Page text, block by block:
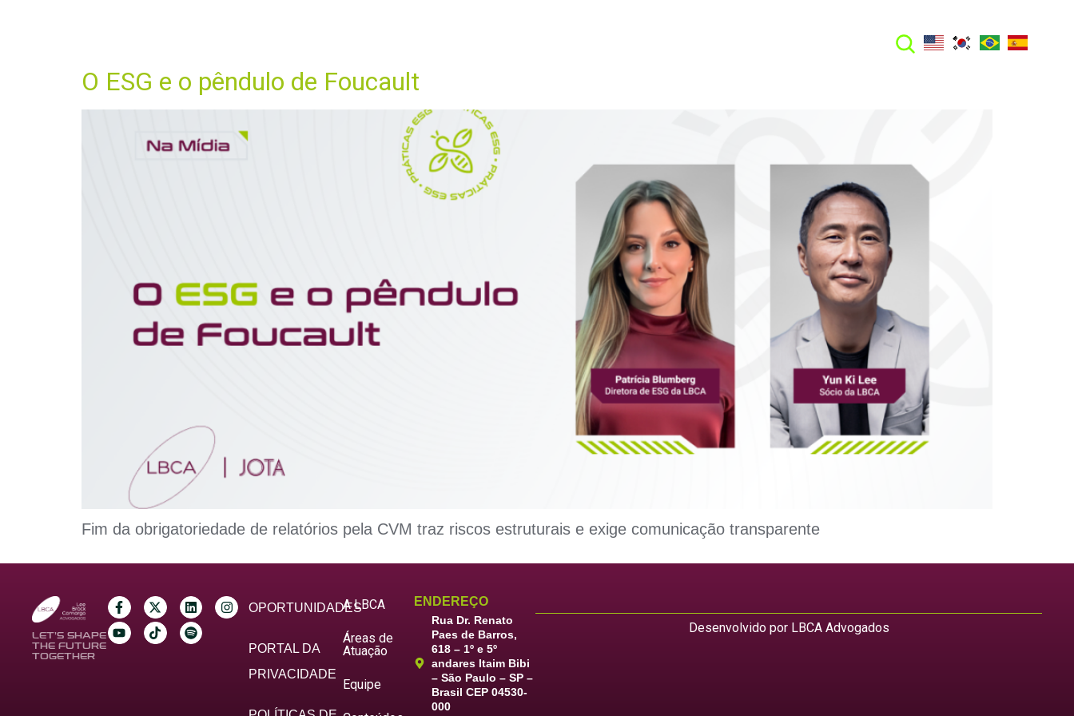
O ESG e o pêndulo de Foucault
Fim da obrigatoriedade de relatórios pela CVM traz riscos estruturais e exige comunicação transparente
LET’S SHAPE
THE FUTURE
TOGETHER
OPORTUNIDADES
PORTAL DA
PRIVACIDADE
A LBCA
Áreas de
Atuação
Equipe
ENDEREÇO
Rua Dr. Renato
Paes de Barros,
618 – 1º e 5º
andares Itaim Bibi
– São Paulo – SP –
Brasil CEP 04530-
000
Desenvolvido por LBCA Advogados